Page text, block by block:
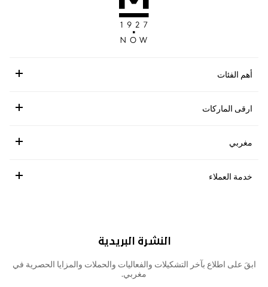
أهم الفئات
ارقى الماركات
مغربي
خدمة العملاء
النشرة البريدية
ابقَ على اطلاع بآخر التشكيلات والفعاليات والحملات والمزايا الحصرية في
مغربي.